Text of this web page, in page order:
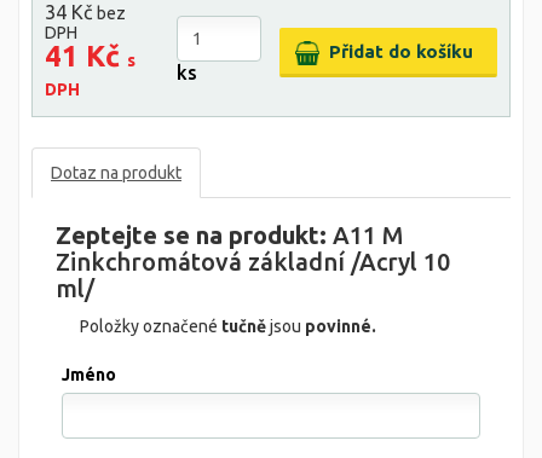
34 Kč bez
DPH
41 Kč s
DPH
ks
Dotaz na produkt
Zeptejte se na produkt: A11 M
Zinkchromátová základní /Acryl 10
ml/
Položky označené tučnějsou povinné.
Jméno